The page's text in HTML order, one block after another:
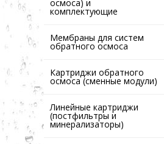
осмоса) и
комплектующие
Мембраны для систем
обратного осмоса
Картриджи обратного
осмоса (сменные модули)
Линейные картриджи
(постфильтры и
минерализаторы)